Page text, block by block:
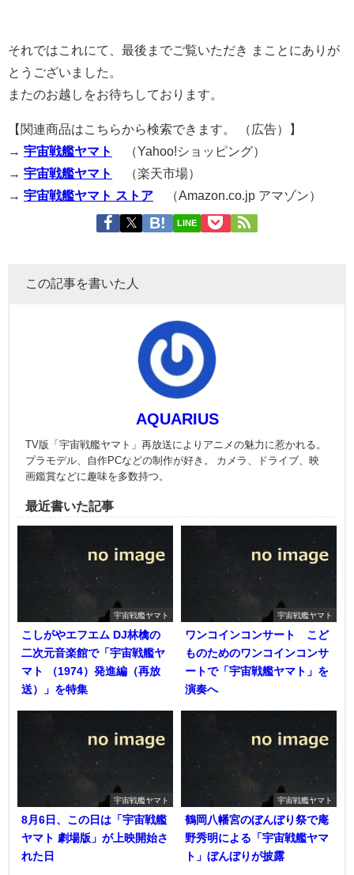
それではこれにて、最後までご覧いただき まことにありが
とうございました。
またのお越しをお待ちしております。
【関連商品はこちらから検索できます。 （広告）】
→ 宇宙戦艦ヤマト
（Yahoo!ショッピング）
→ 宇宙戦艦ヤマト
（楽天市場）
→ 宇宙戦艦ヤマト ストア （Amazon.co.jp アマゾン）
LINE
この記事を書いた人
AQUARIUS
TV版「宇宙戦艦ヤマト」再放送によりアニメの魅力に惹かれる。
プラモデル、自作PCなどの制作が好き。 カメラ、ドライブ、映
画鑑賞などに趣味を多数持つ。
最近書いた記事
宇宙戦艦ヤマト
こしがやエフエム DJ林檎の
二次元音楽館で「宇宙戦艦ヤ
マト （1974）発進編（再放
送）」を特集
宇宙戦艦ヤマト
ワンコインコンサート こど
ものためのワンコインコンサ
ートで「宇宙戦艦ヤマト」を
演奏へ
宇宙戦艦ヤマト
8月6日、この日は「宇宙戦艦
ヤマト 劇場版」が上映開始さ
れた日
宇宙戦艦ヤマト
鶴岡八幡宮のぼんぼり祭で庵
野秀明による「宇宙戦艦ヤマ
ト」ぼんぼりが披露